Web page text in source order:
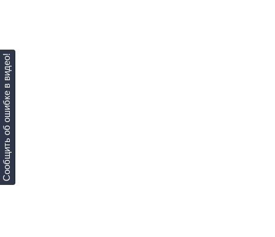
Сообщить об ошибке в видео!